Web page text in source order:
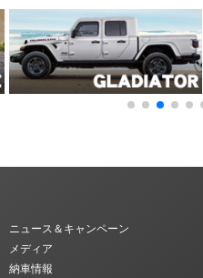
ニュース＆キャンペーン
メディア
納車情報